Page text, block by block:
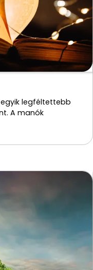
legféltettebb
A manók